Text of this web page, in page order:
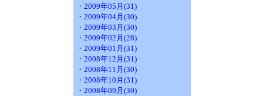
・2009年05月(31)
・2009年04月(30)
・2009年03月(30)
・2009年02月(28)
・2009年01月(31)
・2008年12月(31)
・2008年11月(30)
・2008年10月(31)
・2008年09月(30)